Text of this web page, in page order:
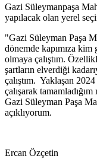
Gazi Süleymanpaşa
yapılacak olan yerel
"Gazi Süleyman Paşa
dönemde kapımıza kim
olmaya çalıştım.
şartların elverdiği
çalıştım. Yaklaşan
çalışarak
Gazi Süleyman Paşa
açıklıyorum.
Ercan Özçetin